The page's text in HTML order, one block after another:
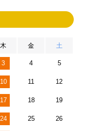
木 金 土
3 4 5
10 11 12
17 18 19
24 25 26